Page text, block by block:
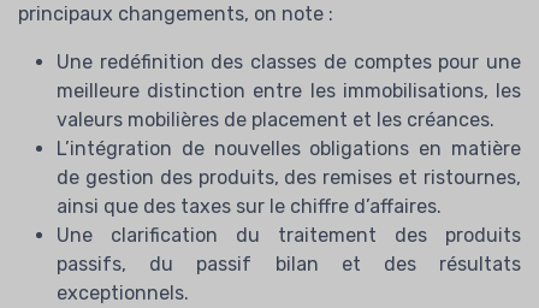
principaux changements, on note :
Une redéfinition des classes de comptes pour une
meilleure distinction entre les immobilisations, les
valeurs mobilières de placement et les créances.
L’intégration de nouvelles obligations en matière
de gestion des produits, des remises et ristournes,
ainsi que des taxes sur le chiffre d’affaires.
Une clarification du traitement des produits
passifs, du passif bilan et des résultats
exceptionnels.